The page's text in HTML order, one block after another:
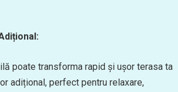
poate transforma rapid și ușor terasa ta
adițional, perfect pentru relaxare,